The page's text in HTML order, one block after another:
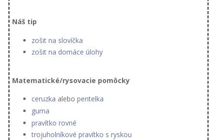
Náš tip
zošit na slovíčka
zošit na domáce úlohy
Matematické/rysovacie pomôcky
ceruzka alebo pentelka
guma
pravítko rovné
trojuholníkové pravítko s ryskou